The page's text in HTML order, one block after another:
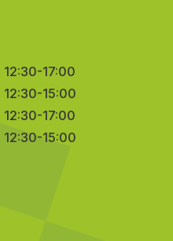
12:30-17:00
12:30-15:00
12:30-17:00
12:30-15:00